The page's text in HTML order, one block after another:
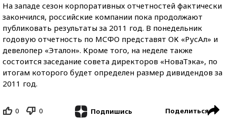
На западе сезон корпоративных отчетностей фактически
закончился, российские компании пока продолжают
публиковать результаты за 2011 год. В понедельник
годовую отчетность по МСФО представят ОК «РусАл» и
девелопер «Эталон». Кроме того, на неделе также
состоится заседание совета директоров «НоваТэка», по
итогам которого будет определен размер дивидендов за
2011 год.
0 0 Подпишись Поделиться